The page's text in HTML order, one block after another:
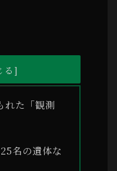
れた「観測
名の遺体な